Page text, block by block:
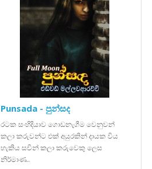
Punsada - පුන්සද
රටක සංහිදියාව ගොඩනැගීම වෙනුවන්
කලා කරුවන්ට එක් අයුරකින් දායක විය
හැකිය සචින් කලා කරුවෙකු ලෙස
නිර්මාණ..